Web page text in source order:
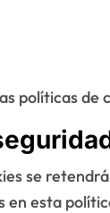
políticas de
se
en esta